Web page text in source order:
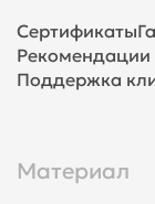
Сертификаты
Поддержка
Материал